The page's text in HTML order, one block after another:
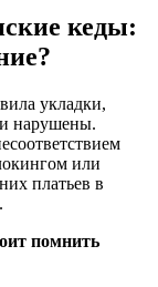
кеды:
укладки,
нарушены.
или
платьев в
помнить